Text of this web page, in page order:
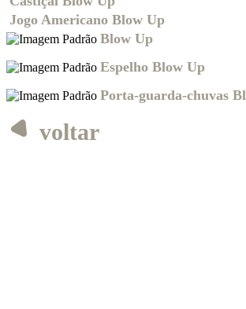
Jogo Americano Blow Up
Blow Up
Espelho Blow Up
Porta-guarda-chuvas
voltar